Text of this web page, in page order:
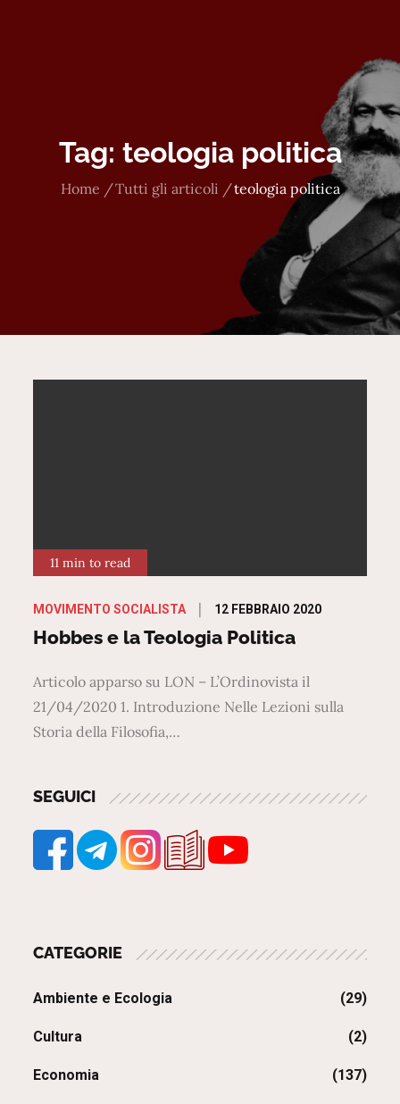
Tag: teologia politica
Home Tutti gli articoli teologia politica
11 min to read
MOVIMENTO SOCIALISTA
Posted
on
12 FEBBRAIO 2020
Hobbes e la Teologia Politica
Articolo apparso su LON – L’Ordinovista il
21/04/2020 1. Introduzione Nelle Lezioni sulla
Storia della Filosofia,…
SEGUICI
CATEGORIE
Ambiente e Ecologia (29)
Cultura (2)
Economia (137)